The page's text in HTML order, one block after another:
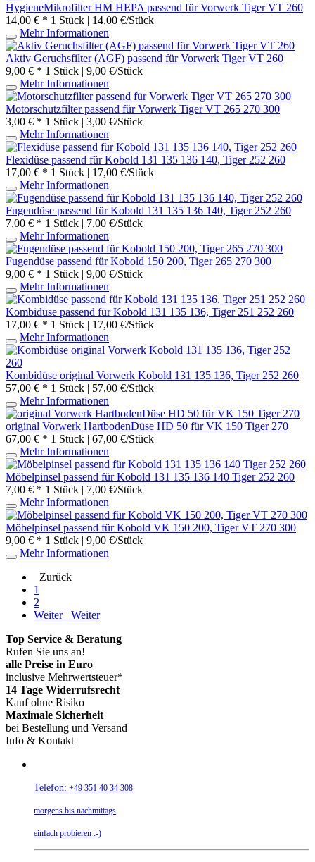
HygieneMikrofilter HM HEPA passend für Vorwerk Tiger VT 260
14,00 € * 1 Stück | 14,00 €/Stück
Mehr Informationen
Aktiv Geruchsfilter (AGF) passend für Vorwerk Tiger VT 260
9,00 € * 1 Stück | 9,00 €/Stück
Mehr Informationen
Motorschutzfilter passend für Vorwerk Tiger VT 265 270 300
3,00 € * 1 Stück | 3,00 €/Stück
Mehr Informationen
Flexidüse passend für Kobold 131 135 136 140, Tiger 252 260
17,00 € * 1 Stück | 17,00 €/Stück
Mehr Informationen
Fugendüse passend für Kobold 131 135 136 140, Tiger 252 260
7,00 € * 1 Stück | 7,00 €/Stück
Mehr Informationen
Fugendüse passend für Kobold 150 200, Tiger 265 270 300
9,00 € * 1 Stück | 9,00 €/Stück
Mehr Informationen
Kombidüse passend für Kobold 131 135 136, Tiger 251 252 260
17,00 € * 1 Stück | 17,00 €/Stück
Mehr Informationen
Kombidüse original Vorwerk Kobold 131 135 136, Tiger 252 260
57,00 € * 1 Stück | 57,00 €/Stück
Mehr Informationen
original Vorwerk HartbodenDüse HD 50 für VK 150 Tiger 270
67,00 € * 1 Stück | 67,00 €/Stück
Mehr Informationen
Möbelpinsel passend für Kobold 131 135 136 140 Tiger 252 260
7,00 € * 1 Stück | 7,00 €/Stück
Mehr Informationen
Möbelpinsel passend für Kobold VK 150 200, Tiger VT 270 300
9,00 € * 1 Stück | 9,00 €/Stück
Mehr Informationen
Zurück
1
2
Weiter
Weiter
Top Service & Beratung
Rufen Sie uns an!
alle Preise in Euro
inclusive Mehrwertsteuer*
14 Tage Widerrufsrecht
Kauf ohne Risiko
Maximale Sicherheit
bei Bestellung und Versand
Info & Kontakt
Telefon: +49 351 40 34 308
morgens bis nachmittags
einfach probieren :-)